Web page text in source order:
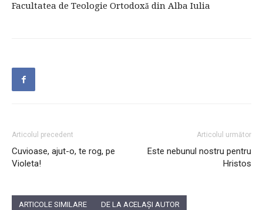
Facultatea de Teologie Ortodoxă din Alba Iulia
Articolul precedent
Cuvioase, ajut-o, te rog, pe
Violeta!
Articolul următor
Este nebunul nostru pentru
Hristos
ARTICOLE SIMILARE DE LA ACELAȘI AUTOR